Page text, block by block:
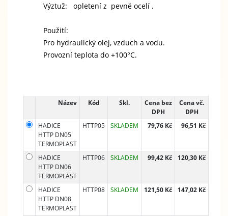
Výztuž: opletení z pevné ocelí .
Použití:
Pro hydraulický olej, vzduch a vodu.
Provozní teplota do +100°C.
Název Kód Skl.
Cena bez
DPH
Cena vč.
DPH
HADICE
HTTP DN05
TERMOPLAST
HTTP05 SKLADEM 79,76 Kč 96,51 Kč
HADICE
HTTP DN06
TERMOPLAST
HTTP06 SKLADEM 99,42 Kč 120,30 Kč
HADICE
HTTP DN08
TERMOPLAST
HTTP08 SKLADEM 121,50 Kč 147,02 Kč